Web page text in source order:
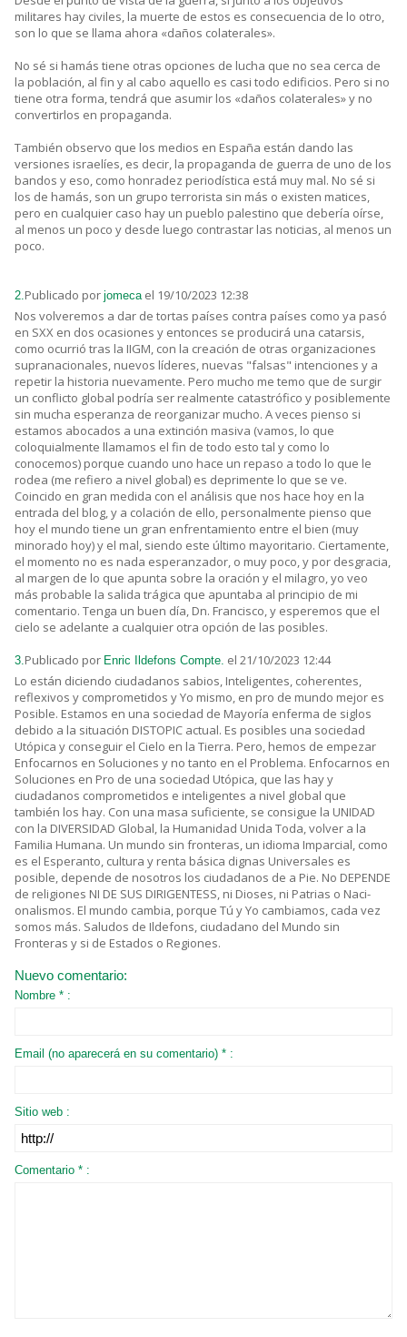
militares hay civiles, la muerte de estos es consecuencia de lo otro,
son lo que se llama ahora «daños colaterales».
No sé si hamás tiene otras opciones de lucha que no sea cerca de
la población, al fin y al cabo aquello es casi todo edificios. Pero si no
tiene otra forma, tendrá que asumir los «daños colaterales» y no
convertirlos en propaganda.
También observo que los medios en España están dando las
versiones israelíes, es decir, la propaganda de guerra de uno de los
bandos y eso, como honradez periodística está muy mal. No sé si
los de hamás, son un grupo terrorista sin más o existen matices,
pero en cualquier caso hay un pueblo palestino que debería oírse,
al menos un poco y desde luego contrastar las noticias, al menos un
poco.
2.Publicado por jomeca el 19/10/2023 12:38
Nos volveremos a dar de tortas países contra países como ya pasó
en SXX en dos ocasiones y entonces se producirá una catarsis,
como ocurrió tras la IIGM, con la creación de otras organizaciones
supranacionales, nuevos líderes, nuevas "falsas" intenciones y a
repetir la historia nuevamente. Pero mucho me temo que de surgir
un conflicto global podría ser realmente catastrófico y posiblemente
sin mucha esperanza de reorganizar mucho. A veces pienso si
estamos abocados a una extinción masiva (vamos, lo que
coloquialmente llamamos el fin de todo esto tal y como lo
conocemos) porque cuando uno hace un repaso a todo lo que le
rodea (me refiero a nivel global) es deprimente lo que se ve.
Coincido en gran medida con el análisis que nos hace hoy en la
entrada del blog, y a colación de ello, personalmente pienso que
hoy el mundo tiene un gran enfrentamiento entre el bien (muy
minorado hoy) y el mal, siendo este último mayoritario. Ciertamente,
el momento no es nada esperanzador, o muy poco, y por desgracia,
al margen de lo que apunta sobre la oración y el milagro, yo veo
más probable la salida trágica que apuntaba al principio de mi
comentario. Tenga un buen día, Dn. Francisco, y esperemos que el
cielo se adelante a cualquier otra opción de las posibles.
3.Publicado por Enric Ildefons Compte. el 21/10/2023 12:44
Lo están diciendo ciudadanos sabios, Inteligentes, coherentes,
reflexivos y comprometidos y Yo mismo, en pro de mundo mejor es
Posible. Estamos en una sociedad de Mayoría enferma de siglos
debido a la situación DISTOPIC actual. Es posibles una sociedad
Utópica y conseguir el Cielo en la Tierra. Pero, hemos de empezar
Enfocarnos en Soluciones y no tanto en el Problema. Enfocarnos en
Soluciones en Pro de una sociedad Utópica, que las hay y
ciudadanos comprometidos e inteligentes a nivel global que
también los hay. Con una masa suficiente, se consigue la UNIDAD
con la DIVERSIDAD Global, la Humanidad Unida Toda, volver a la
Familia Humana. Un mundo sin fronteras, un idioma Imparcial, como
es el Esperanto, cultura y renta básica dignas Universales es
posible, depende de nosotros los ciudadanos de a Pie. No DEPENDE
de religiones NI DE SUS DIRIGENTESS, ni Dioses, ni Patrias o Naci-
onalismos. El mundo cambia, porque Tú y Yo cambiamos, cada vez
somos más. Saludos de Ildefons, ciudadano del Mundo sin
Fronteras y si de Estados o Regiones.
Nuevo comentario:
Nombre * :
Email (no aparecerá en su comentario) * :
Sitio web :
Comentario * :